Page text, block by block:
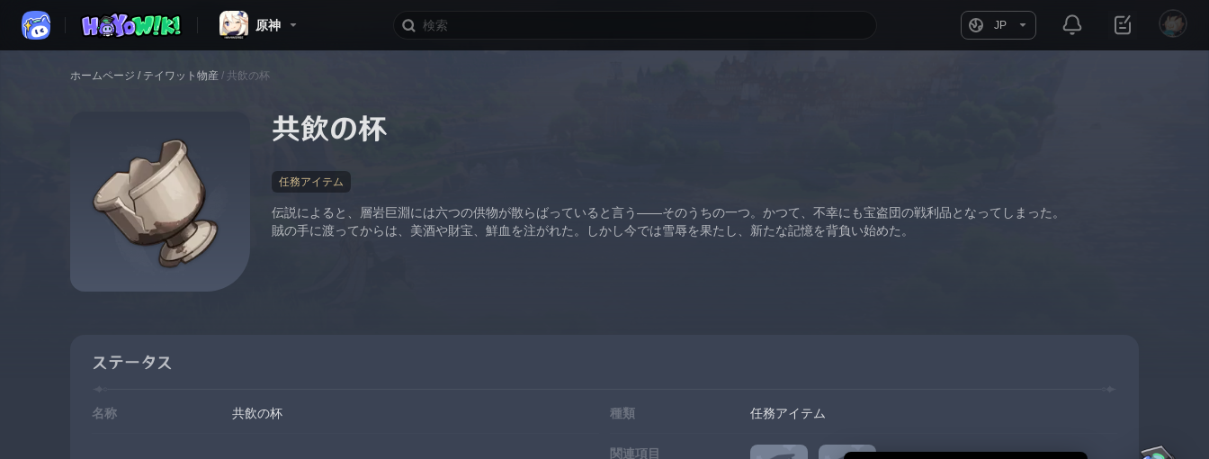
原神 JP
ホームページ / テイワット物産 / 共飲の杯
共飲の杯
任務アイテム
伝説によると、層岩巨淵には六つの供物が散らばっていると言う——そのうちの一つ。かつて、不幸にも宝盗団の戦利品となってしまった。
賊の手に渡ってからは、美酒や財宝、鮮血を注がれた。しかし今では雪辱を果たし、新たな記憶を背負い始めた。
ステータス
名称 共飲の杯 種類 任務アイテム
関連項目